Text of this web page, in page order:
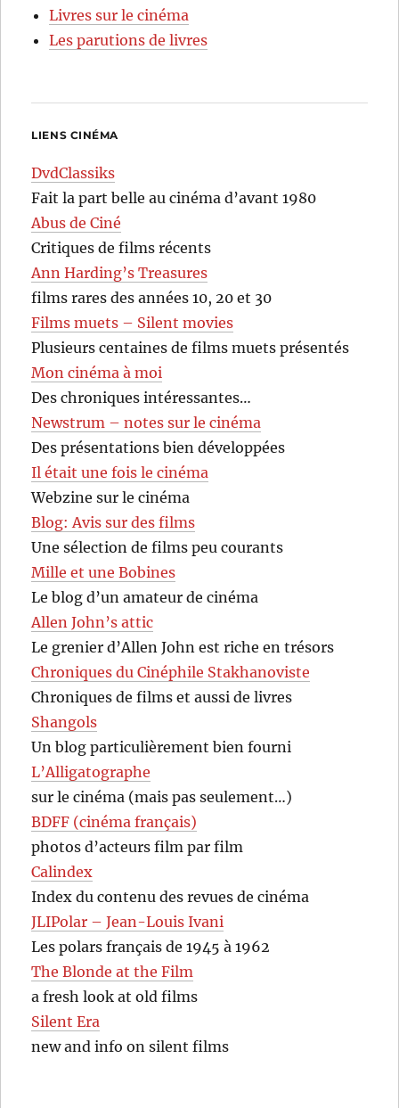
Livres sur le cinéma
Les parutions de livres
LIENS CINÉMA
DvdClassiks
Fait la part belle au cinéma d’avant 1980
Abus de Ciné
Critiques de films récents
Ann Harding’s Treasures
films rares des années 10, 20 et 30
Films muets – Silent movies
Plusieurs centaines de films muets présentés
Mon cinéma à moi
Des chroniques intéressantes…
Newstrum – notes sur le cinéma
Des présentations bien développées
Il était une fois le cinéma
Webzine sur le cinéma
Blog: Avis sur des films
Une sélection de films peu courants
Mille et une Bobines
Le blog d’un amateur de cinéma
Allen John’s attic
Le grenier d’Allen John est riche en trésors
Chroniques du Cinéphile Stakhanoviste
Chroniques de films et aussi de livres
Shangols
Un blog particulièrement bien fourni
L’Alligatographe
sur le cinéma (mais pas seulement…)
BDFF (cinéma français)
photos d’acteurs film par film
Calindex
Index du contenu des revues de cinéma
JLIPolar – Jean-Louis Ivani
Les polars français de 1945 à 1962
The Blonde at the Film
a fresh look at old films
Silent Era
new and info on silent films